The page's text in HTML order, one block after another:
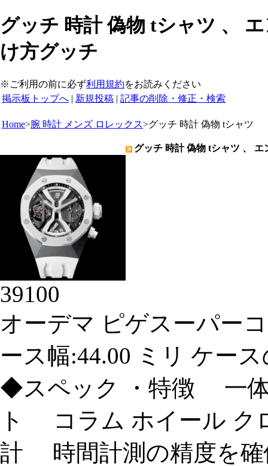
グッチ 時計 偽物 tシャツ 、
け方グッチ
※ご利用の前に必ず利用規約をお読みください
掲示板トップへ | 新規投稿 | 記事の削除・修正・検索
Home>腕 時計 メンズ ロレックス>グッチ 時計 偽物 tシャツ
グッチ 時計 偽物 tシャツ 、
39100
オーデマ ピゲスーパー
ース幅:44.00 ミリ ケー
◆スペック ・特徴 一体
ト コラム ホイール
計 時間計測の精度を確